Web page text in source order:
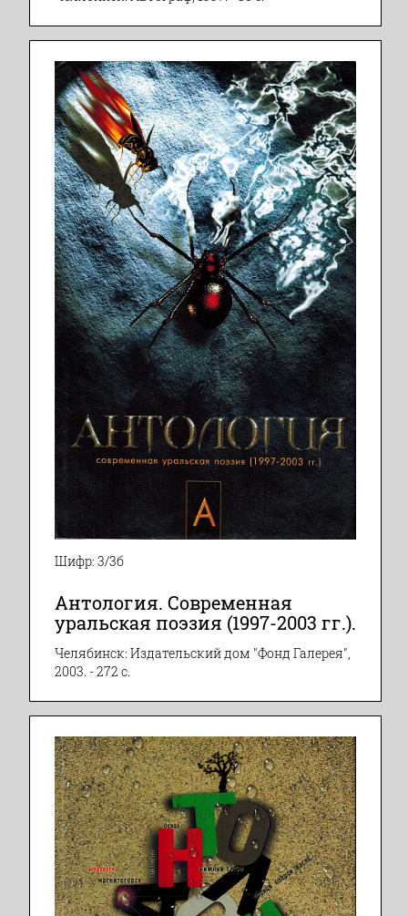
Шифр: 3/3б
Антология. Современная
уральская поэзия (1997-2003 гг.).
Челябинск: Издательский дом "Фонд Галерея",
2003. - 272 с.